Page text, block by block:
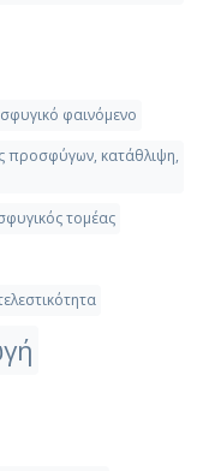
φαινόμενο
προσφύγων, κατάθλιψη,
τομέας